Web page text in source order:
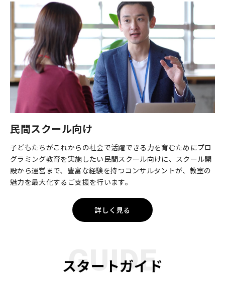
民間スクール向け
子どもたちがこれからの社会で活躍できる力を育むためにプロ
グラミング教育を実施したい民間スクール向けに、スクール開
設から運営まで、豊富な経験を持つコンサルタントが、教室の
魅力を最大化するご支援を行います。
詳しく見る
GUIDE
スタートガイド